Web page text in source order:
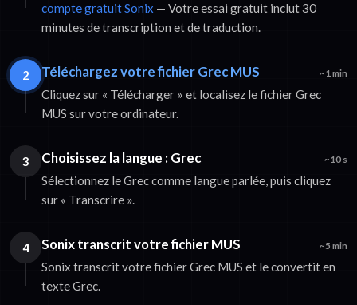
compte gratuit Sonix — Votre essai gratuit inclut 30
minutes de transcription et de traduction.
2 Téléchargez votre fichier Grec MUS ~1 min
Cliquez sur « Télécharger » et localisez le fichier Grec
MUS sur votre ordinateur.
3 Choisissez la langue : Grec ~10 s
Sélectionnez le Grec comme langue parlée, puis cliquez
sur « Transcrire ».
4 Sonix transcrit votre fichier MUS ~5 min
Sonix transcrit votre fichier Grec MUS et le convertit en
texte Grec.